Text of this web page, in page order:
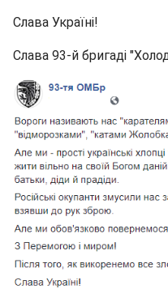
Слава Україні!
Слава 93-й бригаді